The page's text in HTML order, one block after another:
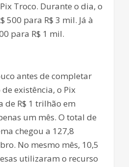
Troco. Durante o dia, o
500 para R$ 3 mil. Já à
para R$ 1 mil.
antes de completar
existência, o Pix
de R$ 1 trilhão em
um mês. O total de
chegou a 127,8
No mesmo mês, 10,5
utilizaram o recurso